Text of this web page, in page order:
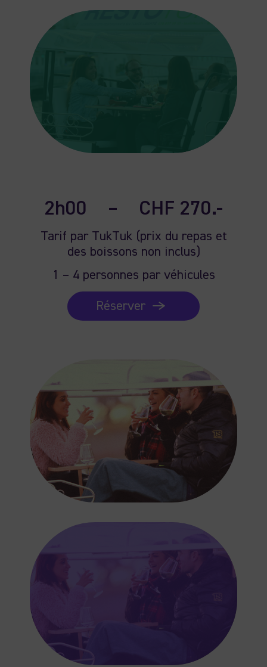
2h00 – CHF 270.-
Tarif par TukTuk (prix du repas et
des boissons non inclus)
1 – 4 personnes par véhicules
Réserver